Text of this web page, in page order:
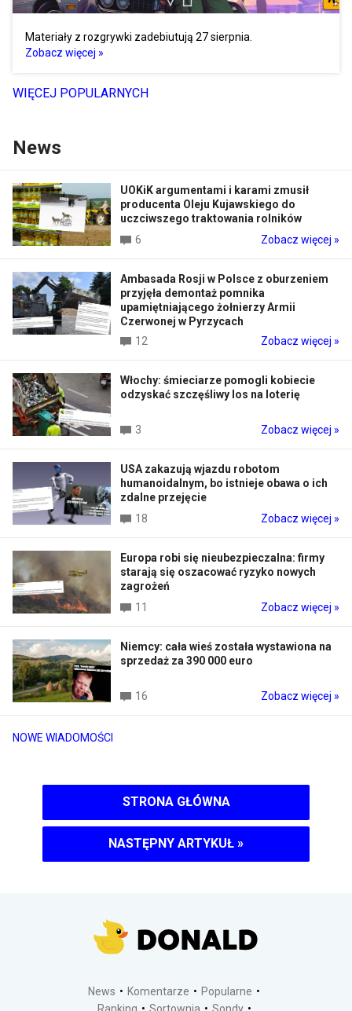
Materiały z rozgrywki zadebiutują 27 sierpnia.
Zobacz więcej »
WIĘCEJ POPULARNYCH
News
NOWE WIADOMOŚCI
UOKiK argumentami i karami zmusił
producenta Oleju Kujawskiego do
uczciwszego traktowania rolników
6
Zobacz więcej »
Ambasada Rosji w Polsce z oburzeniem
przyjęła demontaż pomnika
upamiętniającego żołnierzy Armii
Czerwonej w Pyrzycach
12
Zobacz więcej »
Włochy: śmieciarze pomogli kobiecie
odzyskać szczęśliwy los na loterię
3 Zobacz więcej »
USA zakazują wjazdu robotom
humanoidalnym, bo istnieje obawa o ich
zdalne przejęcie
18
Zobacz więcej »
Europa robi się nieubezpieczalna: firmy
starają się oszacować ryzyko nowych
zagrożeń
11
Zobacz więcej »
Niemcy: cała wieś została wystawiona na
sprzedaż za 390 000 euro
16 Zobacz więcej »
STRONA GŁÓWNA
NASTĘPNY ARTYKUŁ »
News Komentarze
Popularne